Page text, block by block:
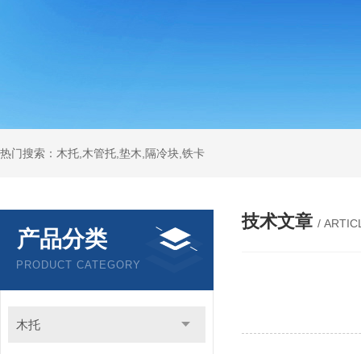
热门搜索：木托,木管托,垫木,隔冷块,铁卡
产品分类
PRODUCT CATEGORY
木托
技术文章 /